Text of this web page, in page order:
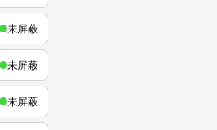
未屏蔽
未屏蔽
未屏蔽